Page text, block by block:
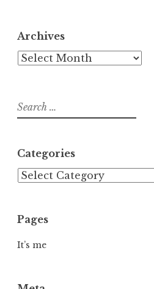
Archives
Archives
Search
for:
Categories
Categories
Pages
It’s me